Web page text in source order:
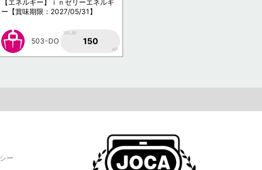
【エネルギー】ｉｎゼリーエネルギ
ー【賞味期限：2027/05/31】
503-DO
1PLAY
150
AP
ー